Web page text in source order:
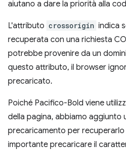
aiutano a dare la priorità alla
L'attributo crossorigin indica
recuperata con una richiesta
potrebbe provenire da un
questo attributo, il browser
precaricato.
Poiché Pacifico-Bold viene
della pagina, abbiamo aggiunto
precaricamento per
importante precaricare il